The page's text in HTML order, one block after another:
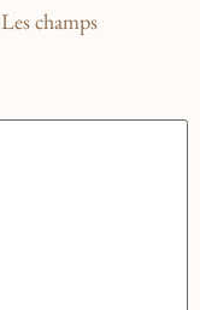
Les champs